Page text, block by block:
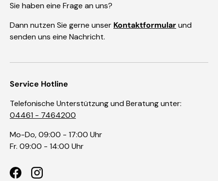
Sie haben eine Frage an uns?
Dann nutzen Sie gerne unser Kontaktformularund
senden uns eine Nachricht.
Service Hotline
Telefonische Unterstützung und Beratung unter:
04461 - 7464200
Mo-Do, 09:00 - 17:00 Uhr
Fr. 09:00 - 14:00 Uhr
FacebookInstagram